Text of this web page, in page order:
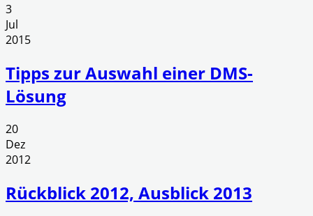
3
Jul
2015
Tipps zur Auswahl einer DMS-
Lösung
20
Dez
2012
Rückblick 2012, Ausblick 2013